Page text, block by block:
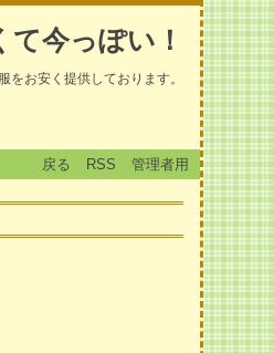
今っぽい！
をお安く提供しております。
戻る RSS 管理者用